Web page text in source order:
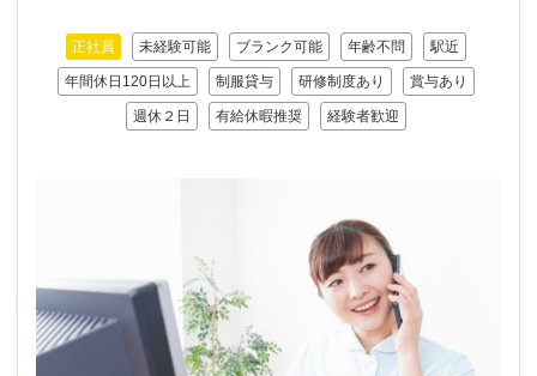
正社員 未経験可能 ブランク可能 年齢不問 駅近
年間休日120日以上 制服貸与 研修制度あり 賞与あり
週休２日 有給休暇推奨 経験者歓迎